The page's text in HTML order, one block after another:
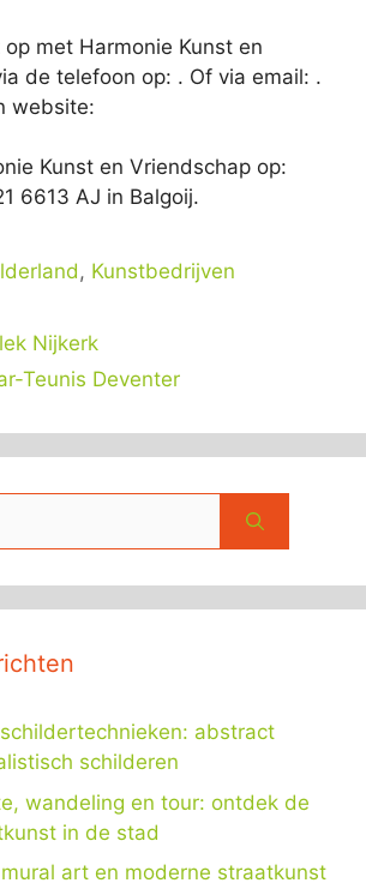
met Harmonie Kunst en
de telefoon op: . Of via email: .
website:
Kunst en Vriendschap op:
6613 AJ in Balgoij.
, Kunstbedrijven
Nijkerk
Teunis Deventer
abstract
schilderen
wandeling en tour: ontdek de
in de stad
art en moderne straatkunst